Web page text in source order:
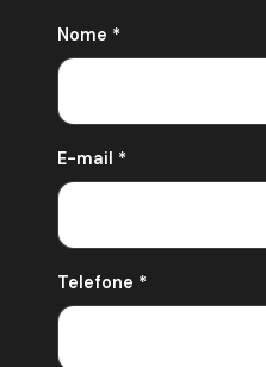
Nome *
E-mail *
Telefone *